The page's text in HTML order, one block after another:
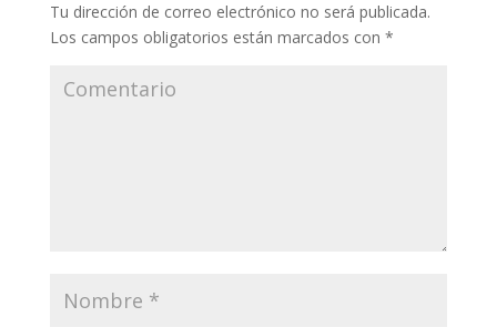
Tu dirección de correo electrónico no será publicada.
Los campos obligatorios están marcados con *